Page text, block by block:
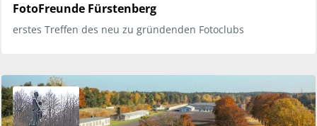
FotoFreunde Fürstenberg
erstes Treffen des neu zu gründenden Fotoclubs